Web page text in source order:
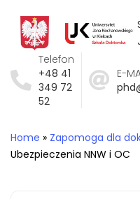
Telefon
+48 41
349 72
52
E-
Home » Zapomoga dla
Ubezpieczenia NNW i OC